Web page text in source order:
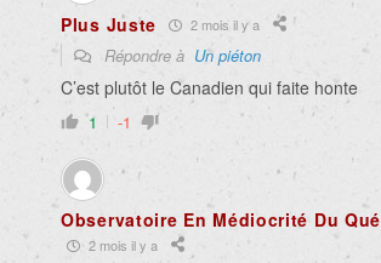
Plus Juste 2 mois il y a
Répondre à Un piéton
C’est plutôt le Canadien qui faite honte
1 -1
Observatoire En Médiocrité Du
2 mois il y a